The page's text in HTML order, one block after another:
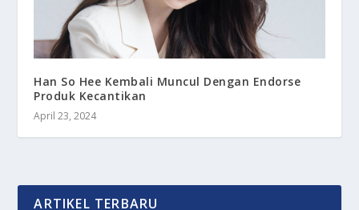
Han So Hee Kembali Muncul Dengan Endorse
Produk Kecantikan
April 23, 2024
ARTIKEL TERBARU